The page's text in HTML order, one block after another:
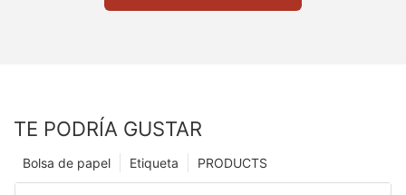
TE PODRÍA GUSTAR
PRODUCTS
Etiqueta
Bolsa de papel